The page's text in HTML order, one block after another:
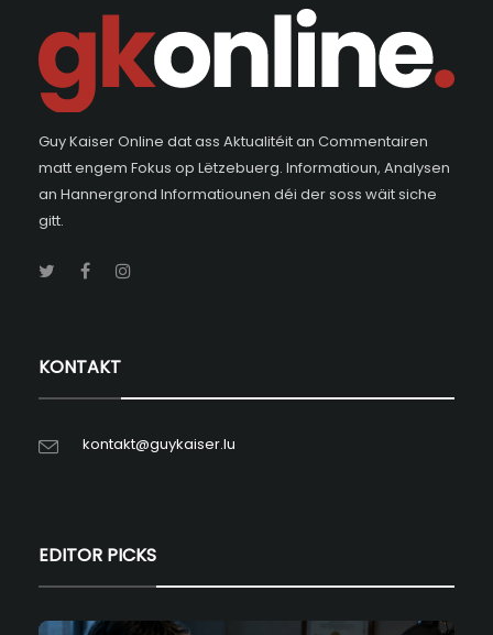
Guy Kaiser Online dat ass Aktualitéit an Commentairen
matt engem Fokus op Lëtzebuerg. Informatioun, Analysen
an Hannergrond Informatiounen déi der soss wäit siche
gitt.
KONTAKT
kontakt@guykaiser.lu
EDITOR PICKS